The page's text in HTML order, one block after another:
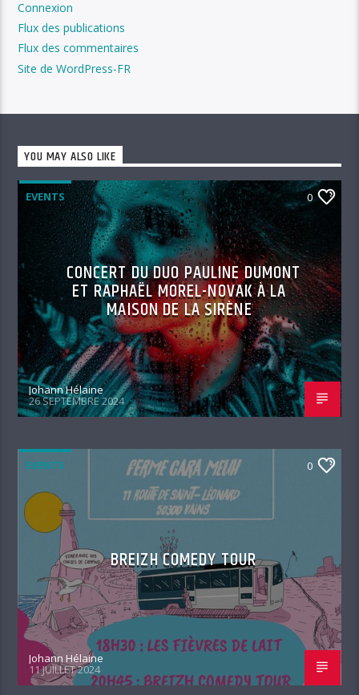
Connexion
Flux des publications
Flux des commentaires
Site de WordPress-FR
YOU MAY ALSO LIKE
EVENTS 0
CONCERT DU DUO PAULINE DUMONT
ET RAPHAËL MOREL-NOVAK À LA
MAISON DE LA SIRÈNE
Johann Hélaine
26 SEPTEMBRE 2024
EVENTS 0
BREIZH COMEDY TOUR
Johann Hélaine
11 JUILLET 2024